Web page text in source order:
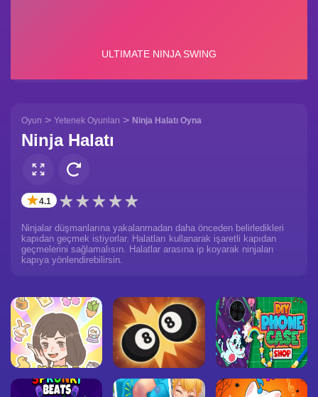
Oyun > Yetenek Oyunları > Ninja Halatı Oyna
Ninja Halatı
✭4.1
Ninjalar düşmanlarına yakalanmadan daha önceden belirledikleri
kapıdan geçmek istiyorlar. Halatları kullanarak işaretli kapıdan
geçmelerini sağlamalısın. Halatlar arasına ip koyarak ninjaları
kapıya yönlendirebilirsin.